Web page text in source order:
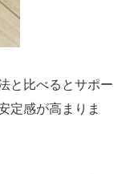
と比べるとサポー
定感が高まりま